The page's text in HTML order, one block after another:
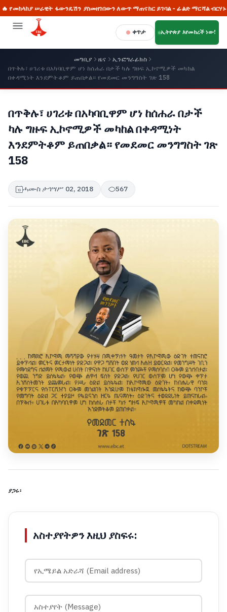
ሠራዊት ፋውንዴሽን ያስመዘገበውን ለውጥ ማጠናከር ይገባል - ፊልድ ማርሻል ብርሃኑ ጁላ
ቀጥታ ኢትዮጵያ እየመከረች ነው!
መግቢያ ዜና
ኢንፎግራፊክስ
በጥቅሉ፣ ሀገሪቱ በአካባቢዋም ሆነ ከሰሐራ በታች ካሉ ግዙፍ ኢኮኖሚዎች መካከል
በቀዳሚነት እንደምትቆም ይጠበቃል። የመደመር መንግግስት ገጽ 158
በጥቅሉ፣ ሀገሪቱ በአካባቢዋም ሆነ ከሰሐራ በታች
ካሉ ግዙፍ ኢኮኖሚዎች መካከል በቀዳሚነት
እንደምትቆም ይጠበቃል። የመደመር መንግግስት ገጽ
158
ሓሙስ ታኅሣሥ 02, 2018 567
ያጋሩ፡
አስተያየትዎን እዚህ ያስፍሩ: